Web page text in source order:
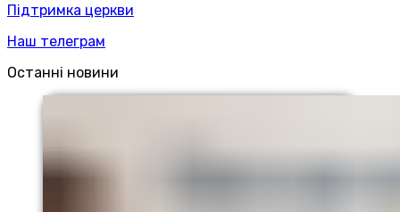
Підтримка церкви
Наш телеграм
Останні новини